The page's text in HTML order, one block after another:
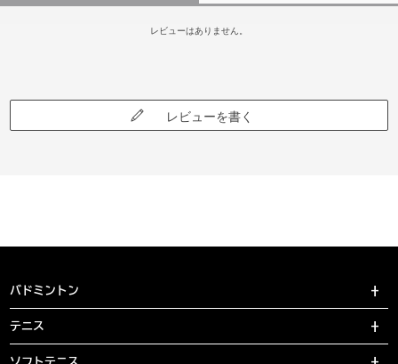
レビューはありません。
レビューを書く
バドミントン
テニス
ソフトテニス